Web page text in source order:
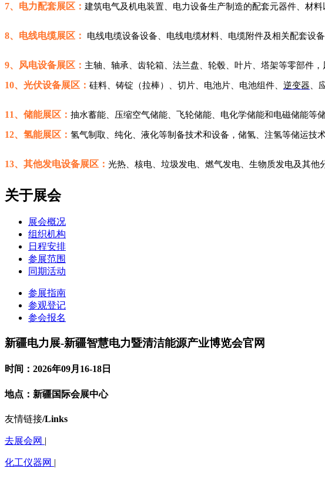
7、 电力配套展区： 建筑电气及机电装置、电力设备生产制造的配套元器件、材料
8、 电线电缆展区： 电线电缆设备设备、电线电缆材料、电缆附件及相关配套设
9、 风电设备展区： 主轴、轴承、齿轮箱、法兰盘、轮毂、叶片、塔架等零部件，
10、 光伏设备展区： 硅料、铸锭（拉棒）、切片、电池片、电池组件、 逆变器 、
11、 储能展区： 抽水蓄能、压缩空气储能、飞轮储能、电化学储能和电磁储能等
12、 氢能展区： 氢气制取、纯化、液化等制备技术和设备，储氢、注氢等储运技
13、 其他发电设备展区： 光热、核电、垃圾发电、燃气发电、生物质发电及其他
关于展会
展会概况
组织机构
日程安排
参展范围
同期活动
参展指南
参观登记
参会报名
新疆电力展-新疆智慧电力暨清洁能源产业博览会官网
时间：2026年09月16-18日
地点：新疆国际会展中心
友情链接/Links
去展会网 |
化工仪器网 |